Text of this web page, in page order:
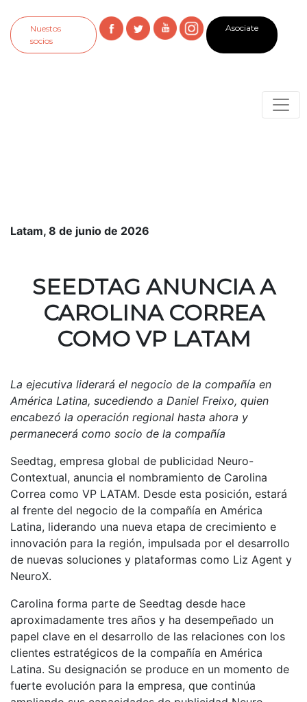
Nuestos
socios
Asociate
Latam, 8 de junio de 2026
SEEDTAG ANUNCIA A
CAROLINA CORREA
COMO VP LATAM
La ejecutiva liderará el negocio de la compañía en
América Latina, sucediendo a Daniel Freixo, quien
encabezó la operación regional hasta ahora y
permanecerá como socio de la compañía
Seedtag, empresa global de publicidad Neuro-
Contextual, anuncia el nombramiento de Carolina
Correa como VP LATAM. Desde esta posición, estará
al frente del negocio de la compañía en América
Latina, liderando una nueva etapa de crecimiento e
innovación para la región, impulsada por el desarrollo
de nuevas soluciones y plataformas como Liz Agent y
NeuroX.
Carolina forma parte de Seedtag desde hace
aproximadamente tres años y ha desempeñado un
papel clave en el desarrollo de las relaciones con los
clientes estratégicos de la compañía en América
Latina. Su designación se produce en un momento de
fuerte evolución para la empresa, que continúa